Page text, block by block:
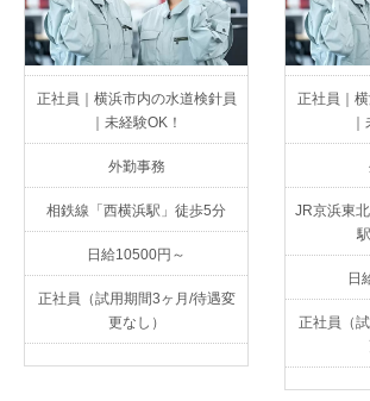
正社員｜横浜市内の水道検針員
｜未経験OK！
外勤事務
相鉄線「西横浜駅」徒歩5分
日給10500円～
正社員（試用期間3ヶ月/待遇変
更なし）
正社員｜
JR京浜東
日
正社員（